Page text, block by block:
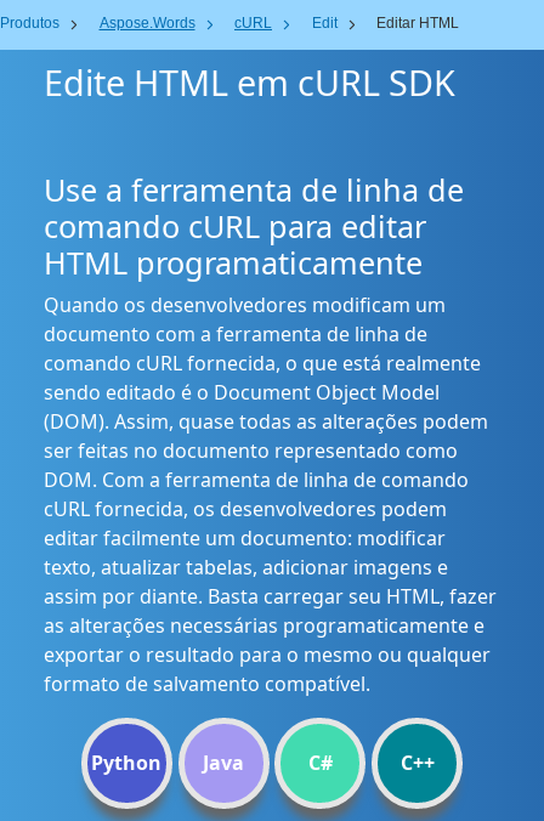
Produtos Aspose.Words cURL Edit Editar HTML
Edite HTML em cURL SDK
Use a ferramenta de linha de
comando cURL para editar
HTML programaticamente
Quando os desenvolvedores modificam um
documento com a ferramenta de linha de
comando cURL fornecida, o que está realmente
sendo editado é o Document Object Model
(DOM). Assim, quase todas as alterações podem
ser feitas no documento representado como
DOM. Com a ferramenta de linha de comando
cURL fornecida, os desenvolvedores podem
editar facilmente um documento: modificar
texto, atualizar tabelas, adicionar imagens e
assim por diante. Basta carregar seu HTML, fazer
as alterações necessárias programaticamente e
exportar o resultado para o mesmo ou qualquer
formato de salvamento compatível.
Python Java C# C++